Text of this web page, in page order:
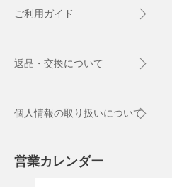
ご利用ガイド
返品・交換について
個人情報の取り扱いについて
営業カレンダー